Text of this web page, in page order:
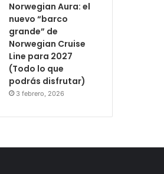
Norwegian Aura: el
nuevo “barco
grande” de
Norwegian Cruise
Line para 2027
(Todo lo que
podrás disfrutar)
3 febrero, 2026